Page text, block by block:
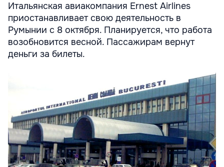
Итальянская авиакомпания Ernest Airlines
приостанавливает свою деятельность в
Румынии с 8 октября. Планируется, что работа
возобновится весной. Пассажирам вернут
деньги за билеты.